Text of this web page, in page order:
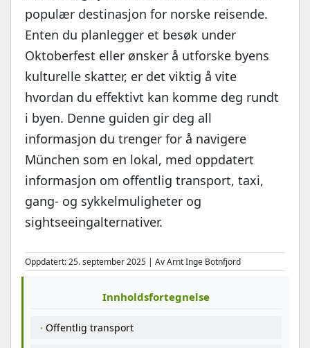
populær destinasjon for norske reisende.
Enten du planlegger et besøk under
Oktoberfest eller ønsker å utforske byens
kulturelle skatter, er det viktig å vite
hvordan du effektivt kan komme deg rundt
i byen. Denne guiden gir deg all
informasjon du trenger for å navigere
München som en lokal, med oppdatert
informasjon om offentlig transport, taxi,
gang- og sykkelmuligheter og
sightseeingalternativer.
Oppdatert: 25. september 2025 | Av Arnt Inge Botnfjord
Innholdsfortegnelse
Offentlig transport